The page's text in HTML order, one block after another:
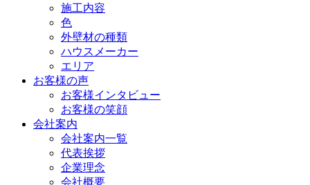
施工内容
色
外壁材の種類
ハウスメーカー
エリア
お客様の声
お客様インタビュー
お客様の笑顔
会社案内
会社案内一覧
代表挨拶
企業理念
会社概要